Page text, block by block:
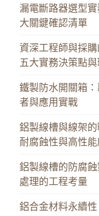
漏電斷路器選型
大關鍵確認清單
資深工程師與採
五大實務決策點
鐵製防水開關箱
者與應用實戰
鋁製線槽與線架
耐腐蝕性與高性
鋁製線槽的防腐
處理的工程考量
鋁合金材料永續